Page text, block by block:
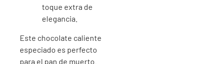
toque extra de
elegancia.
Este chocolate caliente
especiado es perfecto
para el pan de muerto.